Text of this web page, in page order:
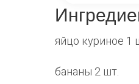
яйцо куриное 1
бананы 2 шт.